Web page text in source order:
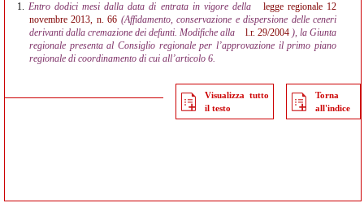
1.Entro dodici mesi dalla data di entrata in vigore della
legge regionale 12
novembre 2013, n. 66 (Affidamento, conservazione e dispersione delle ceneri
derivanti dalla cremazione dei defunti. Modifiche alla
l.r. 29/2004 ), la Giunta
regionale presenta al Consiglio regionale per l’approvazione il primo piano
regionale di coordinamento di cui all’articolo 6.
Visualizza tutto
il testo
Torna
all'indice